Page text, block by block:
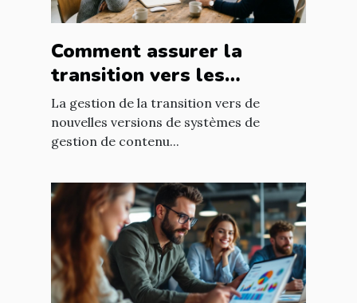
Comment assurer la
transition vers les
nouvelles versions de
systèmes de gestion de
contenu ?
La gestion de la transition vers de
nouvelles versions de systèmes de
gestion de contenu...